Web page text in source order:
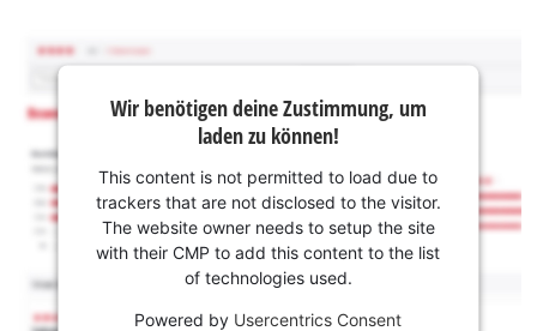
Wir benötigen deine Zustimmung, um
laden zu können!
This content is not permitted to load due to
trackers that are not disclosed to the visitor.
The website owner needs to setup the site
with their CMP to add this content to the list
of technologies used.
Powered by Usercentrics Consent